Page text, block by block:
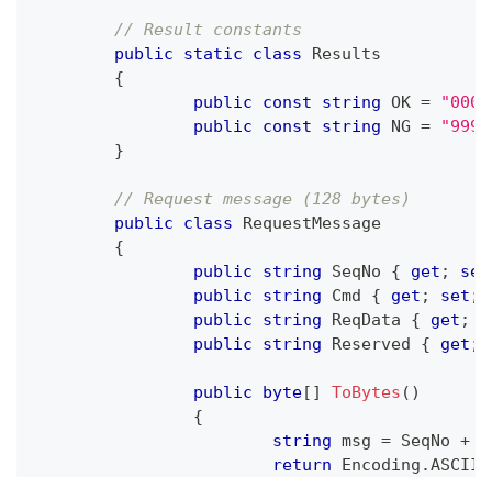
// Result constants
public
static class
Results
{
public
const string OK =
public
const string NG =
}
// Request message (128 bytes)
public
class
RequestMessage
{
public
string SeqNo { get ; set
public
string Cmd { get ; set ;
public
string ReqData { get ;
public
string Reserved { get ;
public byte[ ] ToBytes ( )
{
string msg = SeqNo +
return Encoding .ASCII